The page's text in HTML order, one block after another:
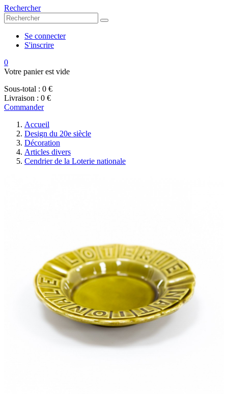
Rechercher
Se connecter
S'inscrire
0
Votre panier est vide
Sous-total : 0 €
Livraison : 0 €
Commander
Accueil
Design du 20e siècle
Décoration
Articles divers
Cendrier de la Loterie nationale